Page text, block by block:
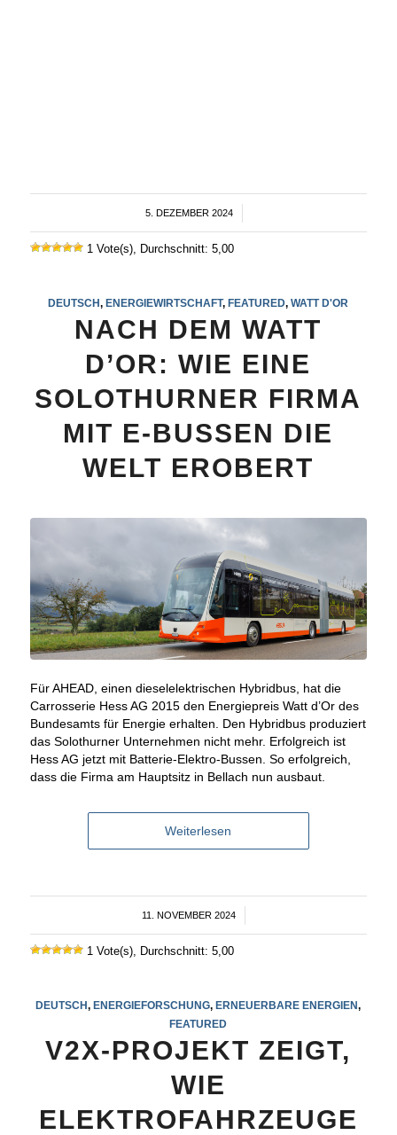
5. DEZEMBER 2024
/
1 Vote(s), Durchschnitt: 5,00
DEUTSCH,ENERGIEWIRTSCHAFT,FEATURED,WATT D'OR
NACH DEM WATT
D’OR: WIE EINE
SOLOTHURNER FIRMA
MIT E-BUSSEN DIE
WELT EROBERT
Für AHEAD, einen dieselelektrischen Hybridbus, hat die
Carrosserie Hess AG 2015 den Energiepreis Watt d’Or des
Bundesamts für Energie erhalten. Den Hybridbus produziert
das Solothurner Unternehmen nicht mehr. Erfolgreich ist
Hess AG jetzt mit Batterie-Elektro-Bussen. So erfolgreich,
dass die Firma am Hauptsitz in Bellach nun ausbaut.
Weiterlesen
11. NOVEMBER 2024
/
1 Vote(s), Durchschnitt: 5,00
DEUTSCH,ENERGIEFORSCHUNG,ERNEUERBARE ENERGIEN,
FEATURED
V2X-PROJEKT ZEIGT,
WIE
ELEKTROFAHRZEUGE